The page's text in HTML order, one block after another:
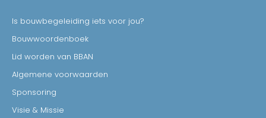
Is bouwbegeleiding iets voor jou?
Bouwwoordenboek
Lid worden van BBAN
Algemene voorwaarden
Sponsoring
Visie & Missie